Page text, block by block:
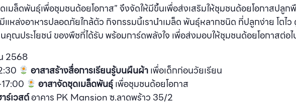
เมล็ดพันธุ์เพื่อชุมชนด้อยโอกาส” จึงจัดให้มีขึ้นเพื่อส่งเสริมให้ชุมชนด้อยโอกาสปลู
มีแหล่งอาหารปลอดภัยใกล้ตัว กิจกรรมนี้เรานําเมล็ด พันธุ์หลากชนิด ที่ปลูกง่าย โตไ
คุณประโยชน์ ของพืชที่ได้รับ พร้อมการ์ดพลังใจ เพื่อส่งมอบให้ชุมชนด้อยโอกาสต่อไ
2568
อาสาสร้างสื่อการเรียนรู้บนผืนผ้าเพื่อเด็กก่อนวัยเรียน
อาสาจัดชุดเมล็ดพันธุ์เพื่อชุมชนด้อยโอกาส
ร์เวสต์อาคาร PK Mansion ซ.ลาดพร้าว 35/2